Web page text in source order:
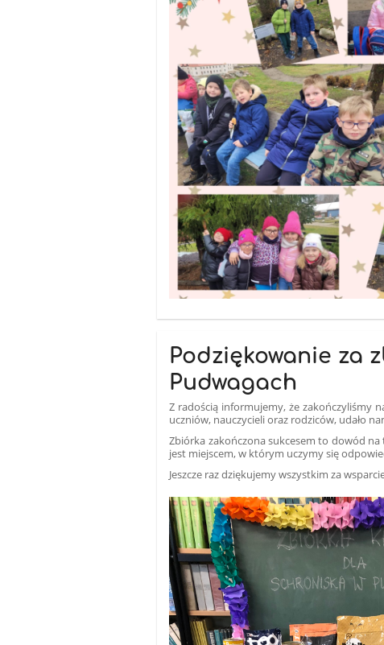
Podziękowanie za
Pudwagach
Z radością informujemy, że zakończyliśmy
uczniów, nauczycieli oraz rodziców, udało
Zbiórka zakończona sukcesem to dowód na
jest miejscem, w którym uczymy się
Jeszcze raz dziękujemy wszystkim za